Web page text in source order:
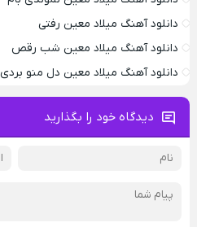
دانلود آهنگ میلاد معین رفتی
دانلود آهنگ میلاد معین شب رقص
دانلود آهنگ میلاد معین دل منو بردی
دیدگاه خود را بگذارید